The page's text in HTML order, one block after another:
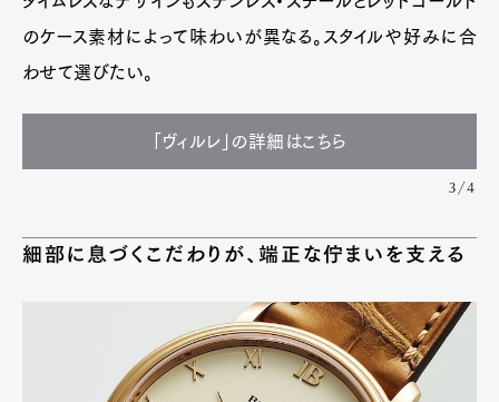
のケース素材によって味わいが異なる。スタイルや好みに合
わせて選びたい。
「ヴィルレ」の詳細はこちら
3/4
細部に息づくこだわりが、端正な佇まいを支える